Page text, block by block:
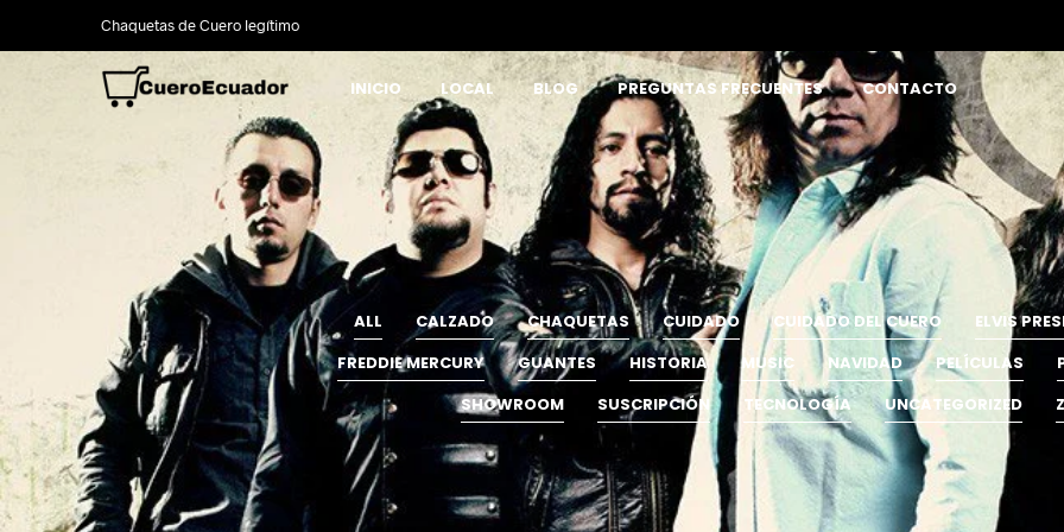
Chaquetas de Cuero legítimo
INICIO LOCAL BLOG PREGUNTAS FRECUENTES CONTACTO
ALL CALZADO CHAQUETAS CUIDADO CUIDADO DEL CUERO ELVIS
FREDDIE MERCURY
GUANTES HISTORIA MUSIC NAVIDAD PELÍCULAS
SHOWROOM
SUSCRIPCIÓN TECNOLOGÍA UNCATEGORIZED